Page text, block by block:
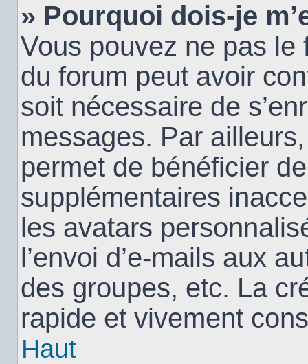
» Pourquoi dois-je
Vous pouvez ne pas le
du forum peut avoir
soit nécessaire de
messages. Par
permet de bénéficier
supplémentaires
les avatars
l’envoi d’e-mails aux
des groupes, etc. La
rapide et vivement
Haut